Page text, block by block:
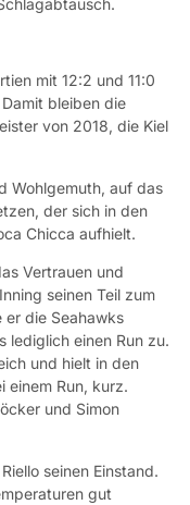
mit 12:2 und 11:0
Damit bleiben die
von 2018, die Kiel
Wohlgemuth, auf das
der sich in den
Chicca aufhielt.
Vertrauen und
seinen Teil zum
er die Seahawks
lediglich einen Run zu.
und hielt in den
einem Run, kurz.
und Simon
seinen Einstand.
gut